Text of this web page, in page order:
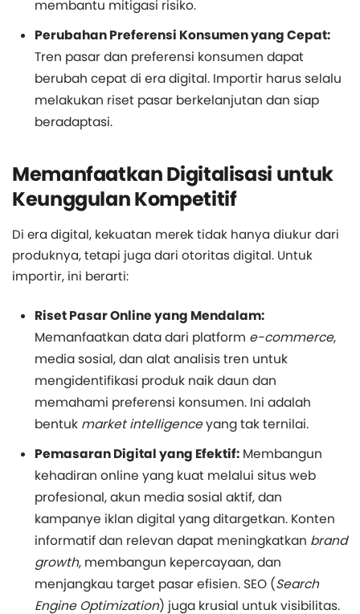
membantu mitigasi risiko.
Perubahan Preferensi Konsumen yang Cepat:
Tren pasar dan preferensi konsumen dapat
berubah cepat di era digital. Importir harus selalu
melakukan riset pasar berkelanjutan dan siap
beradaptasi.
Memanfaatkan Digitalisasi untuk
Keunggulan Kompetitif
Di era digital, kekuatan merek tidak hanya diukur dari
produknya, tetapi juga dari otoritas digital. Untuk
importir, ini berarti:
Riset Pasar Online yang Mendalam:
Memanfaatkan data dari platform e-commerce,
media sosial, dan alat analisis tren untuk
mengidentifikasi produk naik daun dan
memahami preferensi konsumen. Ini adalah
bentuk market intelligenceyang tak ternilai.
Pemasaran Digital yang Efektif: Membangun
kehadiran online yang kuat melalui situs web
profesional, akun media sosial aktif, dan
kampanye iklan digital yang ditargetkan. Konten
informatif dan relevan dapat meningkatkan brand
growth, membangun kepercayaan, dan
menjangkau target pasar efisien. SEO (Search
Engine Optimization) juga krusial untuk visibilitas.